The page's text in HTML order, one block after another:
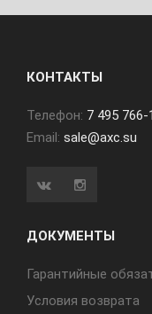
КОНТАКТЫ
Телефон: 7 495 766-
Email: sale@axc.su
ДОКУМЕНТЫ
Гарантийные
Условия возврата